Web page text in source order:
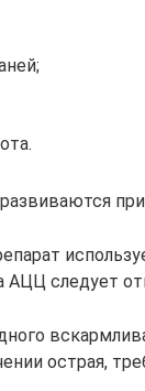
следует
острая,